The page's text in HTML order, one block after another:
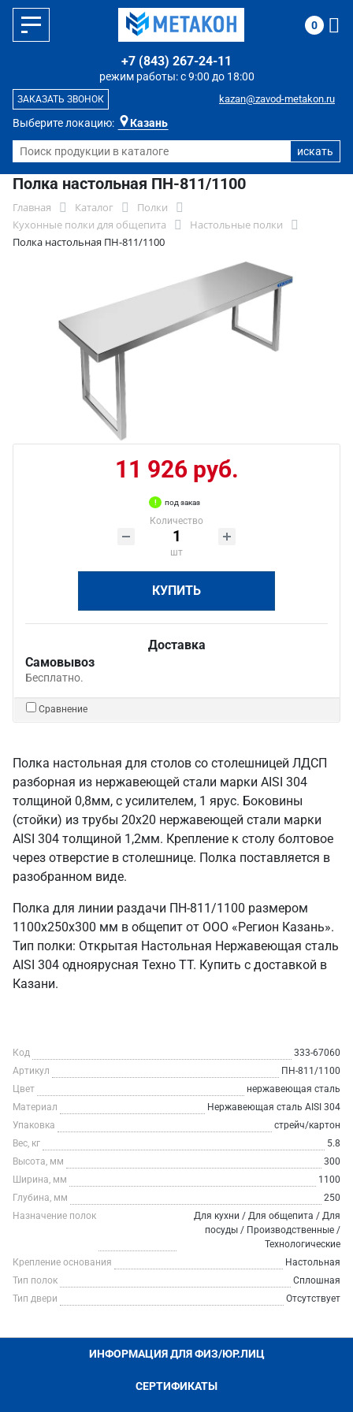
Выберите локацию: Казань
режим работы: с 9:00 до 18:00
+7 (843) 267-24-11
kazan@zavod-metakon.ru
ЗАКАЗАТЬ ЗВОНОК
0
Полка настольная ПН-811/1100
Главная Каталог
Полки
Кухонные полки для общепита
Настольные полки
Полка настольная ПН-811/1100
11 926 руб.
под заказ
Количество
шт
КУПИТЬ
Доставка
Самовывоз
Бесплатно.
Сравнение
Полка настольная для столов со столешницей ЛДСП
разборная из нержавеющей стали марки AISI 304
толщиной 0,8мм, с усилителем, 1 ярус. Боковины
(стойки) из трубы 20х20 нержавеющей стали марки
AISI 304 толщиной 1,2мм. Крепление к столу болтовое
через отверстие в столешнице. Полка поставляется в
разобранном виде.
Полка для линии раздачи ПН-811/1100 размером
1100х250х300 мм в общепит от ООО «Регион Казань».
Тип полки: Открытая Настольная Нержавеющая сталь
AISI 304 одноярусная Техно ТТ. Купить с доставкой в
Казани.
Код
333-67060
Артикул
ПН-811/1100
Цвет
нержавеющая сталь
Материал
Нержавеющая сталь AISI 304
Упаковка
стрейч/картон
Вес, кг
5.8
Высота, мм
300
Ширина, мм
1100
Глубина, мм
250
Назначение полок
Для кухни / Для общепита / Для
посуды / Производственные /
Технологические
Крепление основания
Настольная
Тип полок
Сплошная
Тип двери
Отсутствует
ИНФОРМАЦИЯ ДЛЯ ФИЗ/ЮР.ЛИЦ
СЕРТИФИКАТЫ